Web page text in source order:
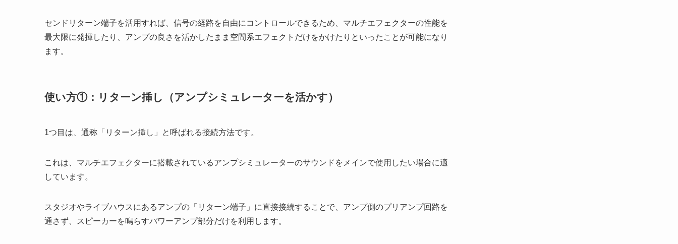
センドリターン端子を活用すれば、信号の経路を自由にコントロールできるため、マルチエフェクターの性能を
最大限に発揮したり、アンプの良さを活かしたまま空間系エフェクトだけをかけたりといったことが可能になり
ます。
使い方①：リターン挿し（アンプシミュレーターを活かす）
1つ目は、通称「リターン挿し」と呼ばれる接続方法です。
これは、マルチエフェクターに搭載されているアンプシミュレーターのサウンドをメインで使用したい場合に適
しています。
スタジオやライブハウスにあるアンプの「リターン端子」に直接接続することで、アンプ側のプリアンプ回路を
通さず、スピーカーを鳴らすパワーアンプ部分だけを利用します。